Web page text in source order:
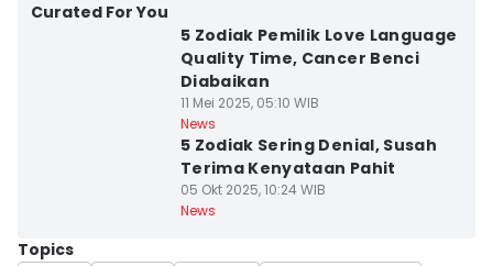
Curated For You
5 Zodiak Pemilik Love Language
Quality Time, Cancer Benci
Diabaikan
11 Mei 2025, 05:10 WIB
News
5 Zodiak Sering Denial, Susah
Terima Kenyataan Pahit
05 Okt 2025, 10:24 WIB
News
Topics